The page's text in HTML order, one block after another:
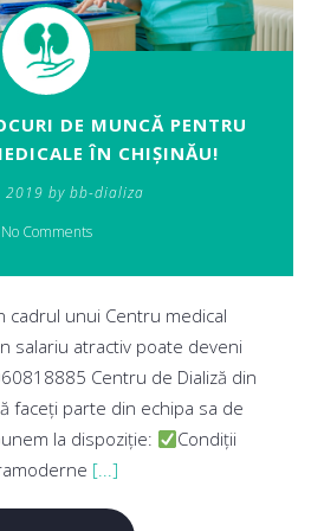
DE MUNCĂ PENTRU
ÎN CHIȘINĂU!
2019 by bb-dializa
No Comments
cadrul unui Centru medical
salariu atractiv poate deveni
Centru de Dializă din
faceți parte din echipa sa de
la dispoziție:
Condiții
[...]